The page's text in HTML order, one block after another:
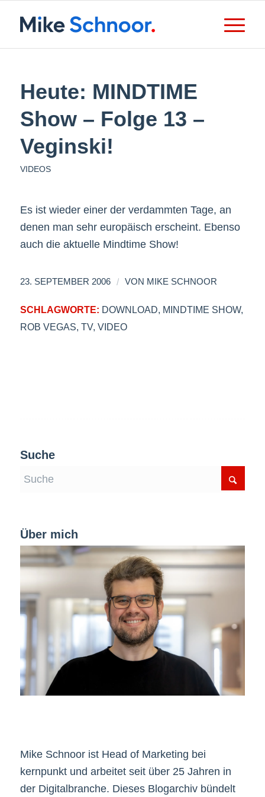
Heute: MINDTIME
Show – Folge 13 –
Veginski!
VIDEOS
Es ist wieder einer der verdammten Tage, an
denen man sehr europäisch erscheint. Ebenso
auch die aktuelle Mindtime Show!
23. SEPTEMBER 2006 / VON MIKE SCHNOOR
SCHLAGWORTE: DOWNLOAD MINDTIME SHOW,
ROB VEGAS TV, VIDEO
Suche
Über mich
Mike Schnoor ist Head of Marketing bei
kernpunkt und arbeitet seit über 25 Jahren in
der Digitalbranche. Dieses Blogarchiv bündelt